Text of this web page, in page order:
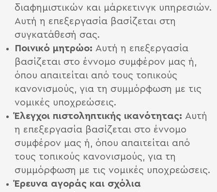
διαφημιστικών και μάρκετινγκ υπηρεσιών.
Αυτή η επεξεργασία βασίζεται στη
συγκατάθεσή σας.
Ποινικό μητρώο: Αυτή η επεξεργασία
βασίζεται στο έννομο συμφέρον μας ή,
όπου απαιτείται από τους τοπικούς
κανονισμούς, για τη συμμόρφωση με τις
νομικές υποχρεώσεις.
Έλεγχοι πιστοληπτικής ικανότητας: Αυτή
η επεξεργασία βασίζεται στο έννομο
συμφέρον μας ή, όπου απαιτείται από
τους τοπικούς κανονισμούς, για τη
συμμόρφωση με τις νομικές υποχρεώσεις.
Έρευνα αγοράς και σχόλια